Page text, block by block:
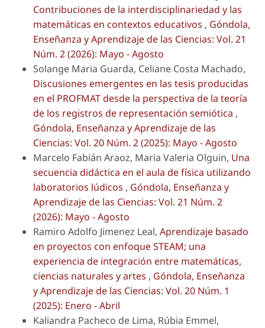
Contribuciones de la interdisciplinariedad y las
matemáticas en contextos educativos , Góndola,
Enseñanza y Aprendizaje de las Ciencias: Vol. 21
Núm. 2 (2026): Mayo - Agosto
Solange Maria Guarda, Celiane Costa Machado,
Discusiones emergentes en las tesis producidas
en el PROFMAT desde la perspectiva de la teoría
de los registros de representación semiótica ,
Góndola, Enseñanza y Aprendizaje de las
Ciencias: Vol. 20 Núm. 2 (2025): Mayo - Agosto
Marcelo Fabián Araoz, Maria Valeria Olguin, Una
secuencia didáctica en el aula de física utilizando
laboratorios lúdicos , Góndola, Enseñanza y
Aprendizaje de las Ciencias: Vol. 21 Núm. 2
(2026): Mayo - Agosto
Ramiro Adolfo Jimenez Leal, Aprendizaje basado
en proyectos con enfoque STEAM; una
experiencia de integración entre matemáticas,
ciencias naturales y artes , Góndola, Enseñanza
y Aprendizaje de las Ciencias: Vol. 20 Núm. 1
(2025): Enero - Abril
Kaliandra Pacheco de Lima, Rúbia Emmel,